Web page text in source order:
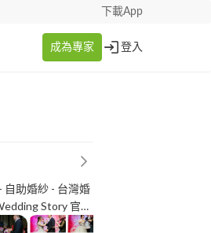
下載App
成為專家 登入
自助婚紗 - 台灣婚
Story 官方